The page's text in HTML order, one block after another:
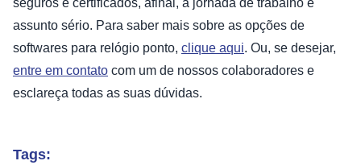
assunto sério. Para saber mais sobre as opções de
softwares para relógio ponto, clique aqui. Ou, se desejar,
entre em contato com um de nossos colaboradores e
esclareça todas as suas dúvidas.
Tags: